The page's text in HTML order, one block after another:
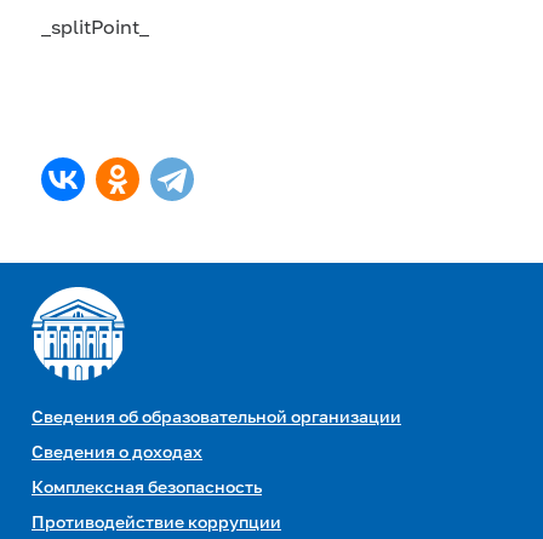
_splitPoint_
Сведения об образовательной организации
Сведения о доходах
Комплексная безопасность
Противодействие коррупции